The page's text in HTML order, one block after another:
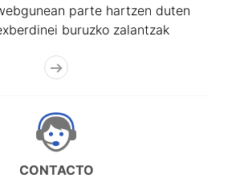
parte hartzen duten
buruzko zalantzak
CONTACTO